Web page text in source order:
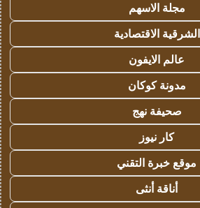
مجلة الاسهم
الشرقية الاقتصادية
عالم الايفون
مدونة كوكان
صحيفة نهج
كار نيوز
موقع خبرة التقني
أناقة أنثى